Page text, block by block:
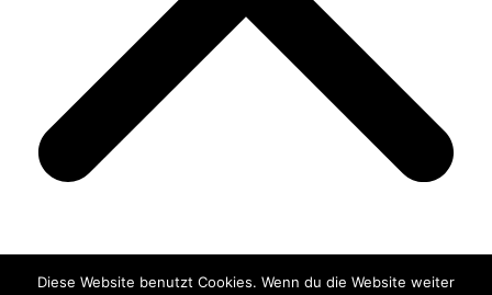
Diese Website benutzt Cookies. Wenn du die Website weiter